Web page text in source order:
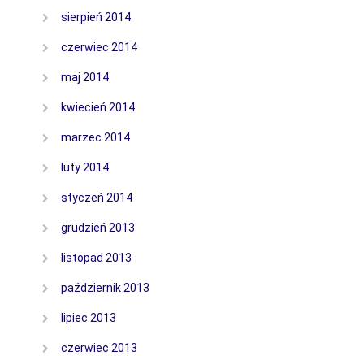
sierpień 2014
czerwiec 2014
maj 2014
kwiecień 2014
marzec 2014
luty 2014
styczeń 2014
grudzień 2013
listopad 2013
październik 2013
lipiec 2013
czerwiec 2013